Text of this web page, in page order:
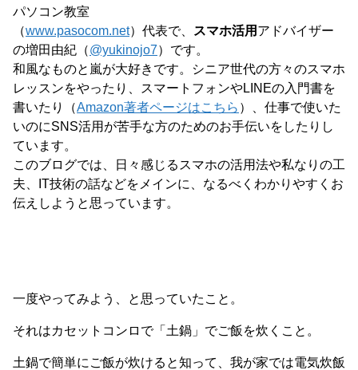
パソコン教室
（www.pasocom.net）代表で、 スマホ活用 アドバイザー
の増田由紀（@yukinojo7）です。
和風なものと嵐が大好きです。シニア世代の方々のスマホ
レッスンをやったり、スマートフォンやLINEの入門書を
書いたり（Amazon著者ページはこちら ）、仕事で使いた
いのにSNS活用が苦手な方のためのお手伝いをしたりし
ています。
このブログでは、日々感じるスマホの活用法や私なりの工
夫、IT技術の話などをメインに、なるべくわかりやすくお
伝えしようと思っています。
一度やってみよう、と思っていたこと。
それはカセットコンロで「土鍋」でご飯を炊くこと。
土鍋で簡単にご飯が炊けると知って、我が家では電気炊飯